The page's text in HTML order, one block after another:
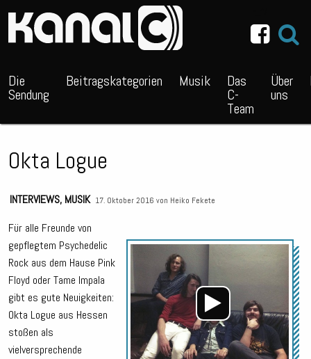
Die
Sendung
Beitragskategorien Musik Das
C-
Team
Über
uns
Okta Logue
INTERVIEWS, MUSIK 17. Oktober 2016 von Heiko Fekete
Für alle Freunde von
gepflegtem Psychedelic
Rock aus dem Hause Pink
Floyd oder Tame Impala
gibt es gute Neuigkeiten:
Okta Logue aus Hessen
stoßen als
vielversprechende